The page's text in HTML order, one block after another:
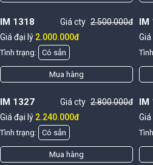
IM 1318 Giá cty 2.500.000đ
Giá đại lý 2.000.000đ
Tình trạng: Có sẳn
Mua hàng
IM
IM 1327 Giá cty 2.800.000đ
Giá đại lý 2.240.000đ
Tình trạng: Có sẳn
Mua hàng
IM